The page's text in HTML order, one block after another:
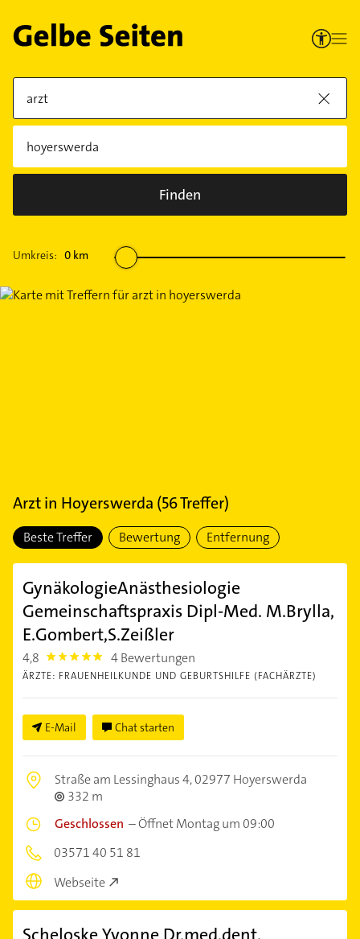
Finden
Umkreis: 0 km
Arztin Hoyerswerda (56Treffer)
Beste Treffer Bewertung Entfernung
GynäkologieAnästhesiologie
Gemeinschaftspraxis Dipl-Med. M.Brylla,
E.Gombert,S.Zeißler
4,8 4.8 4 Bewertungen
ÄRZTE: FRAUENHEILKUNDE UND GEBURTSHILFE (FACHÄRZTE)
E-Mail Chat starten
Straße am Lessinghaus 4,02977 Hoyerswerda
332 m
Geschlossen –Öffnet Montag um 09:00
03571 40 51 81
Webseite
Scheloske Yvonne Dr.med.dent.